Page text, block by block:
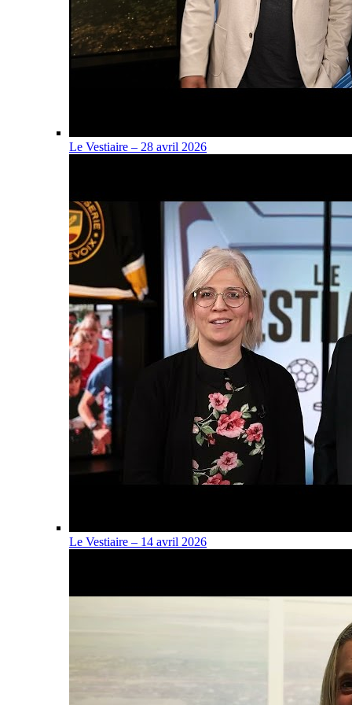
Le Vestiaire – 28 avril 2026
Le Vestiaire – 14 avril 2026